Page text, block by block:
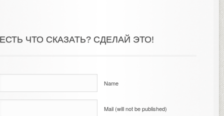
ЧТО СКАЗАТЬ? СДЕЛАЙ ЭТО!
Name
Mail (will not be published)